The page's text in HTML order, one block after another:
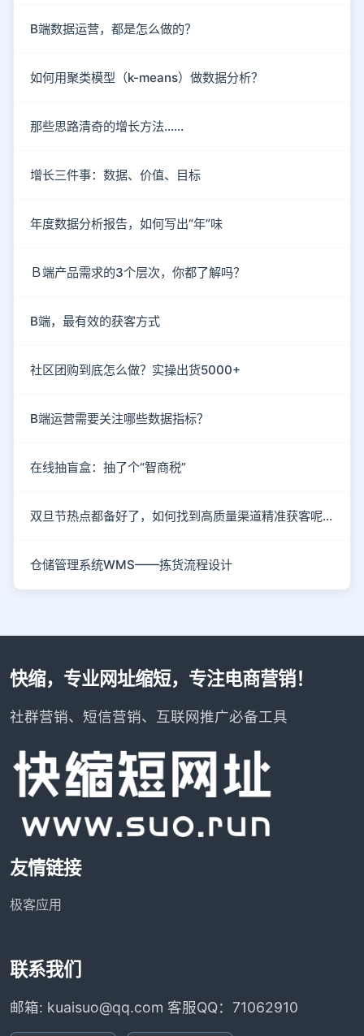
B端数据运营，都是怎么做的？
如何用聚类模型（k-means）做数据分析？
那些思路清奇的增长方法……
增长三件事：数据、价值、目标
年度数据分析报告，如何写出“年”味
Ｂ端产品需求的3个层次，你都了解吗？
B端，最有效的获客方式
社区团购到底怎么做？实操出货5000+
B端运营需要关注哪些数据指标？
在线抽盲盒：抽了个“智商税”
双旦节热点都备好了，如何找到高质量渠道精准获客呢？
仓储管理系统WMS——拣货流程设计
快缩，专业网址缩短，专注电商营销！
社群营销、短信营销、互联网推广必备工具
友情链接
极客应用
联系我们
邮箱: kuaisuo@qq.com 客服QQ：71062910